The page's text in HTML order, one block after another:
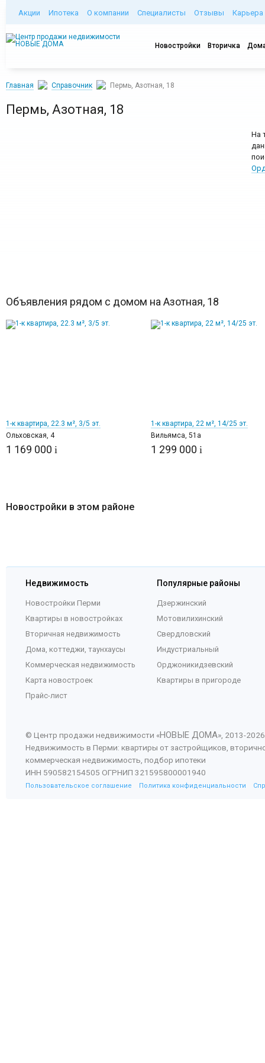
Акции Ипотека О компании Специалисты Отзывы Карьера
Новостройки Вторичка
Главная Справочник Пермь, Азотная, 18
Пермь, Азотная, 18
На
Объявления рядом с домом на Азотная, 18
1-к квартира, 22.3 м², 3/5 эт.
Ольховская, 4
1 169 000 i
1-к квартира, 22 м², 14/25 эт.
Вильямса, 51а
1 299 000 i
Новостройки в этом районе
Недвижимость
Новостройки Перми
Квартиры в новостройках
Вторичная недвижимость
Дома, коттеджи, таунхаусы
Коммерческая недвижимость
Карта новостроек
Прайс-лист
Популярные районы
Дзержинский
Мотовилихинский
Свердловский
Индустриальный
Орджоникидзевский
Квартиры в пригороде
© Центр продажи недвижимости «НОВЫЕ ДОМА», 2013-2026
Недвижимость в Перми: квартиры от застройщиков,
коммерческая недвижимость, подбор ипотеки
ИНН 590582154505 ОГРНИП 321595800001940
Пользовательское соглашение Политика конфиденциальности